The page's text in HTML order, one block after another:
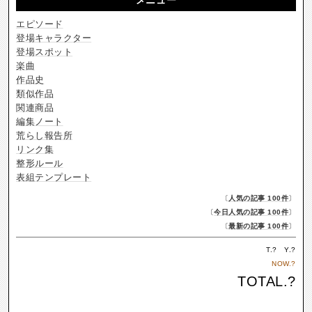
エピソード
登場キャラクター
登場スポット
楽曲
作品史
類似作品
関連商品
編集ノート
荒らし報告所
リンク集
整形ルール
表組テンプレート
〔 人気の記事 100件〕
〔今日人気の記事 100件〕
〔最新の記事 100件〕
T.? Y.?
NOW.?
TOTAL.?